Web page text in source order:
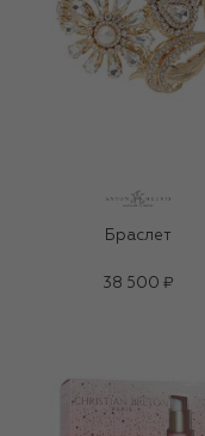
Браслет
38 500 ₽